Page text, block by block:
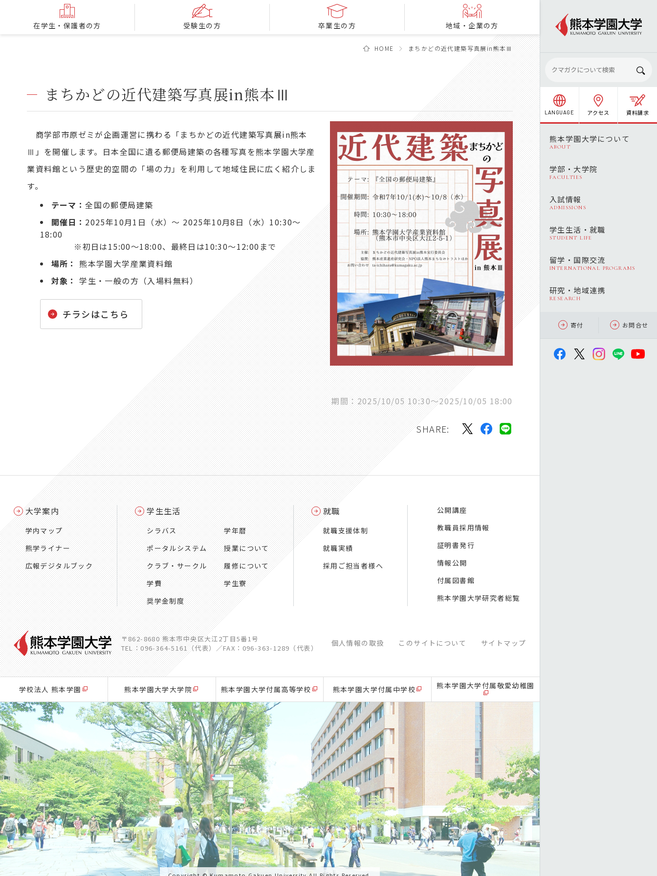
在学生・保護者の方 受験生の方 卒業生の方 地域・企業の方
LANGUAGE アクセス 資料請求
熊本学園大学について
ABOUT
学部・大学院
FACULTIES
入試情報
ADMISSIONS
学生生活・就職
STUDENT LIFE
留学・国際交流
INTERNATIONAL PROGRAMS
研究・地域連携
RESEARCH
寄付 お問合せ
HOME まちかどの近代建築写真展in熊本Ⅲ
まちかどの近代建築写真展in熊本Ⅲ
商学部市原ゼミが企画運営に携わる「まちかどの近代建築写真展in熊本
Ⅲ」を開催します。日本全国に遺る郵便局建築の各種写真を熊本学園大学産
業資料館という歴史的空間の「場の力」を利用して地域住民に広く紹介しま
す。
テーマ：全国の郵便局建築
開催日： 2025年10月1日（水）～ 2025年10月8日（水）10:30～
18:00
※初日は15:00～18:00、最終日は10:30～12:00まで
場所： 熊本学園大学産業資料館
対象： 学生・一般の方（入場料無料）
チラシはこちら
期間：2025/10/05 10:30〜2025/10/05 18:00
SHARE:
大学案内
学内マップ
熊学ライナー
広報デジタルブック
学生生活
シラバス
ポータルシステム
クラブ・サークル
学費
奨学金制度
学年暦
授業について
履修について
学生寮
就職
就職支援体制
就職実績
採用ご担当者様へ
公開講座
教職員採用情報
証明書発行
情報公開
付属図書館
熊本学園大学研究者総覧
〒862-8680 熊本市中央区大江2丁目5番1号
TEL：096-364-5161（代表） ／FAX：096-363-1289（代表） 個人情報の取扱 このサイトについて サイトマップ
学校法人 熊本学園 熊本学園大学大学院 熊本学園大学付属高等学校 熊本学園大学付属中学校 熊本学園大学付属敬愛幼稚園